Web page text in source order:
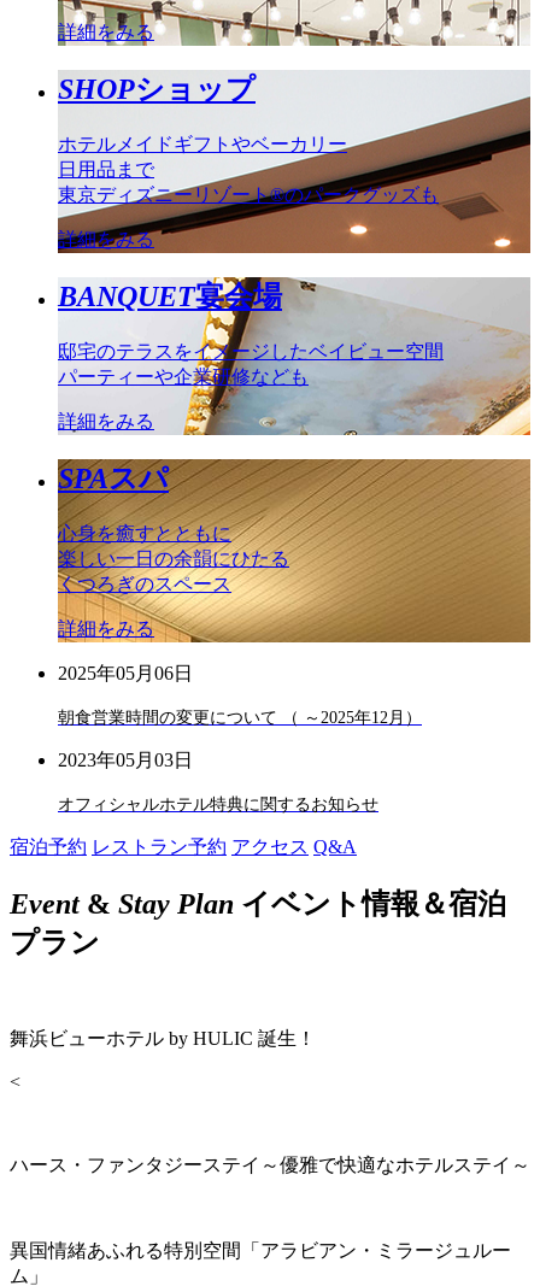
詳細をみる
SHOPショップ
ホテルメイドギフトやベーカリー
日用品まで
東京ディズニーリゾート®のパークグッズも
詳細をみる
BANQUET宴会場
邸宅のテラスをイメージしたベイビュー空間
パーティーや企業研修なども
詳細をみる
SPAスパ
心身を癒すとともに
楽しい一日の余韻にひたる
くつろぎのスペース
詳細をみる
2025年05月06日
朝食営業時間の変更について （ ～2025年12月）
2023年05月03日
オフィシャルホテル特典に関するお知らせ
宿泊予約 レストラン予約 アクセス Q&A
Event& Stay Plan イベント情報＆宿泊
プラン
舞浜ビューホテル by HULIC 誕生！
<
ハース・ファンタジーステイ～優雅で快適なホテルステイ～
異国情緒あふれる特別空間「アラビアン・ミラージュルー
ム」